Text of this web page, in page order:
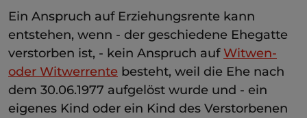
Ein Anspruch auf Erziehungsrente kann
entstehen, wenn - der geschiedene Ehegatte
verstorben ist, - kein Anspruch auf Witwen-
oder Witwerrente besteht, weil die Ehe nach
dem 30.06.1977 aufgelöst wurde und - ein
eigenes Kind oder ein Kind des Verstorbenen